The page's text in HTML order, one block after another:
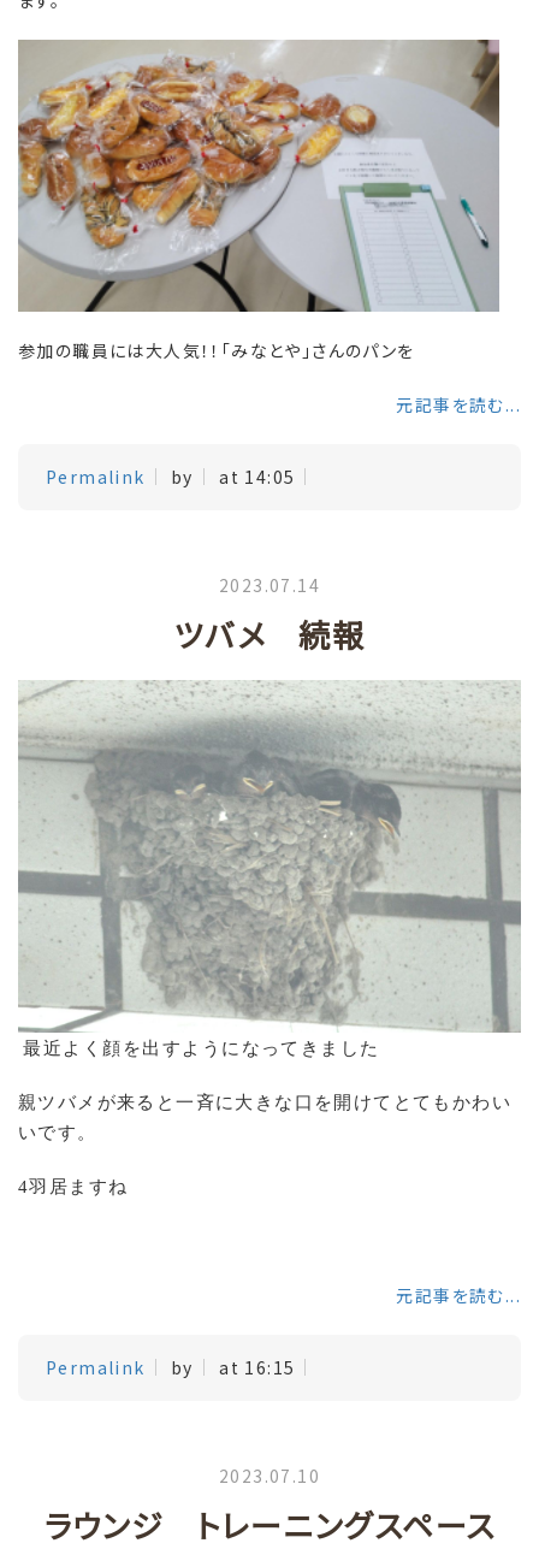
参加の職員には大人気！！「みなとや」さんのパンを
元記事を読む...
Permalink by at 14:05
2023.07.14
ツバメ 続報
最近よく顔を出すようになってきました
親ツバメが来ると一斉に大きな口を開けてとてもかわい
いです。
4羽居ますね
元記事を読む...
Permalink by at 16:15
2023.07.10
ラウンジ トレーニングスペース